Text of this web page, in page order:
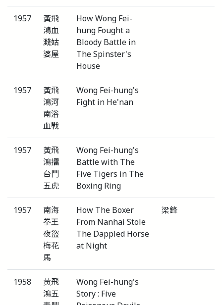
1957
黃飛
鴻血
濺姑
婆屋
How Wong Fei-
hung Fought a
Bloody Battle in
The Spinster's
House
1957
黃飛
鴻河
南浴
血戰
Wong Fei-hung's
Fight in He'nan
1957
黃飛
鴻擂
台鬥
五虎
Wong Fei-hung's
Battle with The
Five Tigers in The
Boxing Ring
1957
南海
拳王
夜盜
梅花
馬
How The Boxer
From Nanhai Stole
The Dappled Horse
at Night
梁鋒
1958
黃飛
鴻五
Wong Fei-hung's
Story : Five